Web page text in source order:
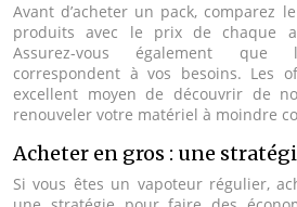
Avant d’acheter un pack, comparez
produits avec le prix de chaque
Assurez-vous également
correspondent à vos besoins. Les
excellent moyen de découvrir de
renouveler votre matériel à moindre
Acheter en gros : une
Si vous êtes un vapoteur régulier,